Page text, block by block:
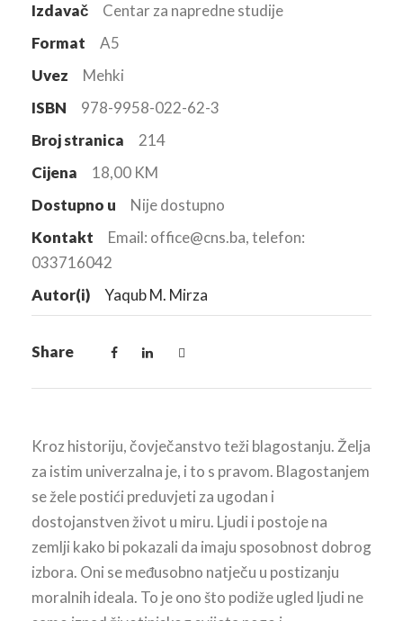
Izdavač
Centar za napredne studije
Format
A5
Uvez
Mehki
ISBN
978-9958-022-62-3
Broj stranica
214
Cijena
18,00 KM
Dostupno u
Nije dostupno
Kontakt
Email: office@cns.ba, telefon:
033716042
Autor(i)
Yaqub M. Mirza
Share
Kroz historiju, čovječanstvo teži blagostanju. Želja
za istim univerzalna je, i to s pravom. Blagostanjem
se žele postići preduvjeti za ugodan i
dostojanstven život u miru. Ljudi i postoje na
zemlji kako bi pokazali da imaju sposobnost dobrog
izbora. Oni se međusobno natječu u postizanju
moralnih ideala. To je ono što podiže ugled ljudi ne